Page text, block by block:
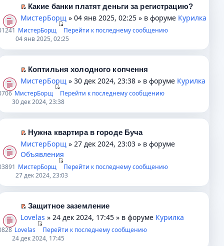
ю
с
о
о
б
щ
н
и
ю
и
т
а
н
н
м
у
с
о
о
щ
е
н
и
ю
м
н
е
п
р
о
и
т
а
н
н
м
у
с
о
о
б
е
н
и
т
и
п
р
в
о
у
е
п
р
о
и
а
н
н
м
П
р
й
т
и
п
р
в
о
м
н
п
р
о
и
Какие банки платят деньги за регистрацию?
МистерБорщ » 04 янв 2025, 02:25 » в форуме Курилка
1241 МистерБорщ
Перейти к последнему сообщению
04 янв 2025, 02:25
П
р
й
т
и
к
е
в
о
м
н
Коптильня холодного копчення
МистерБорщ » 30 дек 2024, 23:38 » в форуме Курилка
706 МистерБорщ
Перейти к последнему сообщению
30 дек 2024, 23:38
П
е
е
т
и
к
е
Нужна квартира в городе Буча
МистерБорщ » 27 дек 2024, 23:03 » в форуме
Объявления
3891 МистерБорщ
Перейти к последнему сообщению
27 дек 2024, 23:03
П
р
Защитное заземление
Lovelas » 24 дек 2024, 17:45 » в форуме Курилка
828 Lovelas
Перейти к последнему сообщению
24 дек 2024, 17:45